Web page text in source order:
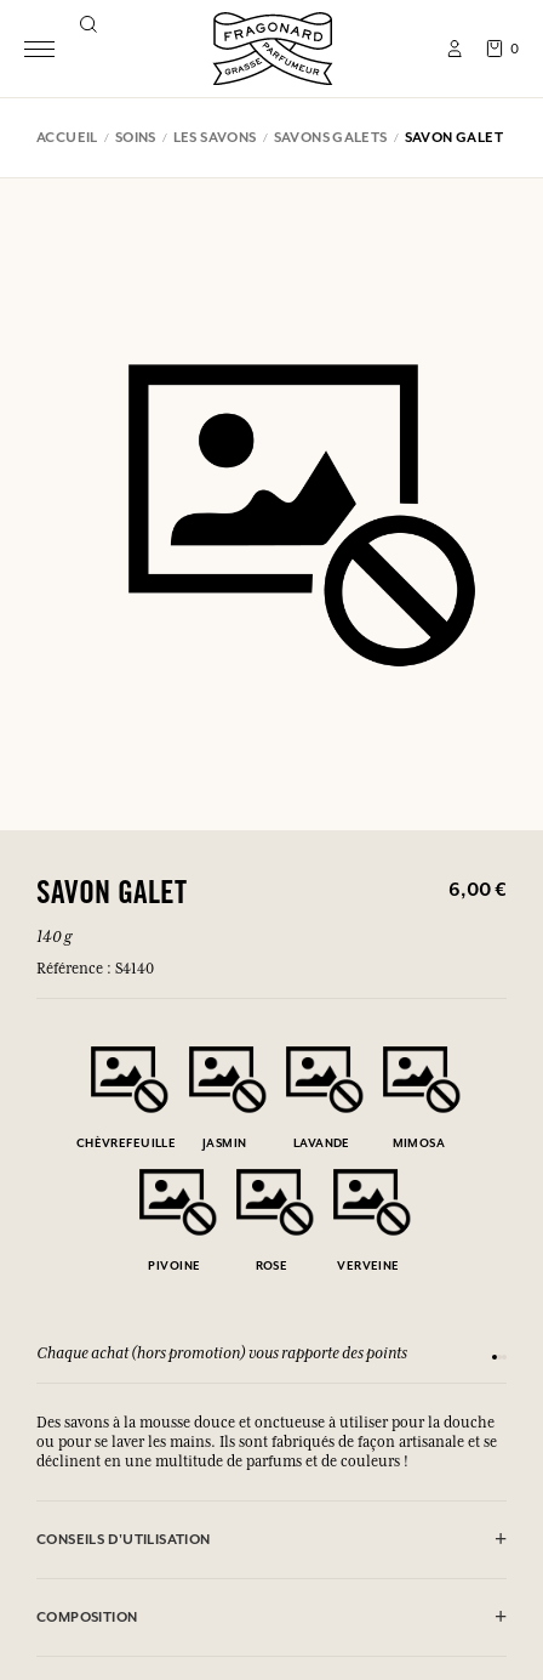
0
ACCUEIL SOINS LES SAVONS SAVONS GALETS SAVON GALET
SAVON GALET 6,00 €
140 g
Référence : S4140
CHÈVREFEUILLE JASMIN LAVANDE MIMOSA
PIVOINE ROSE VERVEINE
Chaque achat (hors promotion) vous rapporte des points
Des savons à la mousse douce et onctueuse à utiliser pour la douche
ou pour se laver les mains. Ils sont fabriqués de façon artisanale et se
déclinent en une multitude de parfums et de couleurs !
CONSEILS D'UTILISATION
COMPOSITION